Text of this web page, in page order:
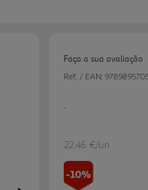
Faça a sua avaliação
Ref. / EAN:
.
22.46 €/un
-10%